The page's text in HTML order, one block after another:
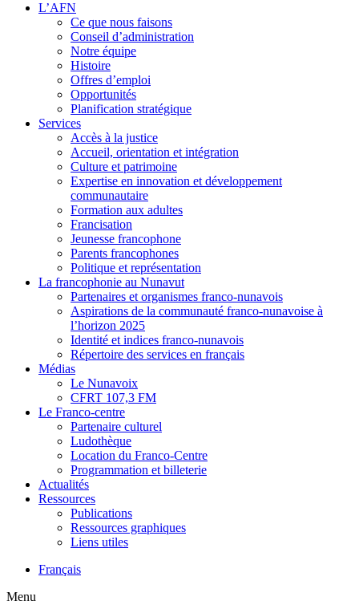
L’AFN
Ce que nous faisons
Conseil d’administration
Notre équipe
Histoire
Offres d’emploi
Opportunités
Planification stratégique
Services
Accès à la justice
Accueil, orientation et intégration
Culture et patrimoine
Expertise en innovation et développement
communautaire
Formation aux adultes
Francisation
Jeunesse francophone
Parents francophones
Politique et représentation
La francophonie au Nunavut
Partenaires et organismes franco-nunavois
Aspirations de la communauté franco-nunavoise à
l’horizon 2025
Identité et indices franco-nunavois
Répertoire des services en français
Médias
Le Nunavoix
CFRT 107,3 FM
Le Franco-centre
Partenaire culturel
Ludothèque
Location du Franco-Centre
Programmation et billeterie
Actualités
Ressources
Publications
Ressources graphiques
Liens utiles
Français
Menu